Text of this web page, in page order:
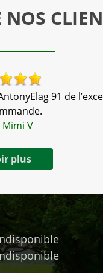
NOS
91 de
Mimi V
plus